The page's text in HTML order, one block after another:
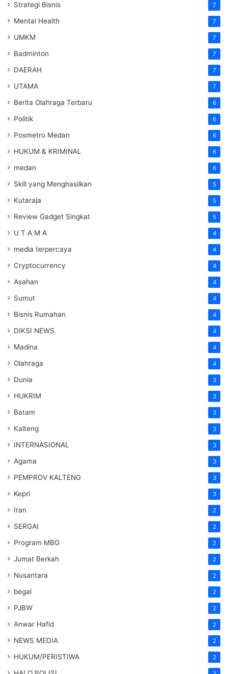
Strategi Bisnis 7
Mental Health 7
UMKM 7
Badminton 7
DAERAH 7
UTAMA 7
Berita Olahraga Terbaru 6
Politik 6
Posmetro Medan 6
HUKUM & KRIMINAL 6
medan 6
Skill yang Menghasilkan 5
Kutaraja 5
Review Gadget Singkat 5
U T A M A 4
media terpercaya 4
Cryptocurrency 4
Asahan 4
Sumut 4
Bisnis Rumahan 4
DIKSI NEWS 4
Madina 4
Olahraga 4
Dunia 3
HUKRIM 3
Batam 3
Kalteng 3
INTERNASIONAL 3
Agama 3
PEMPROV KALTENG 3
Kepri 3
Iran 2
SERGAI 2
Program MBG 2
Jumat Berkah 2
Nusantara 2
begal 2
PJBW 2
Anwar Hafid 2
NEWS MEDIA 2
HUKUM/PERISTIWA 2